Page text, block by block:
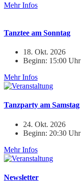
Mehr Infos
Tanztee am Sonntag
18. Okt. 2026
Beginn: 15:00 Uhr
Mehr Infos
Tanzparty am Samstag
24. Okt. 2026
Beginn: 20:30 Uhr
Mehr Infos
Newsletter